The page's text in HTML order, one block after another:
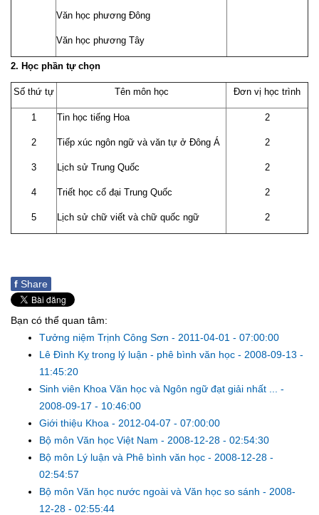
Văn học phương Đông
Văn học phương Tây
2. Học phần tự chọn
Số thứ tự Tên môn học Đơn vị học trình
1
2
3
4
5
Tin học tiếng Hoa
Tiếp xúc ngôn ngữ và văn tự ở Đông Á
Lịch sử Trung Quốc
Triết học cổ đại Trung Quốc
Lịch sử chữ viết và chữ quốc ngữ
2
2
2
2
2
f Share
Bạn có thể quan tâm:
Tưởng niệm Trịnh Công Sơn - 2011-04-01 - 07:00:00
Lê Đình Kỵ trong lý luận - phê bình văn học - 2008-09-13 -
11:45:20
Sinh viên Khoa Văn học và Ngôn ngữ đạt giải nhất ... -
2008-09-17 - 10:46:00
Giới thiệu Khoa - 2012-04-07 - 07:00:00
Bộ môn Văn học Việt Nam - 2008-12-28 - 02:54:30
Bộ môn Lý luận và Phê bình văn học - 2008-12-28 -
02:54:57
Bộ môn Văn học nước ngoài và Văn học so sánh - 2008-
12-28 - 02:55:44